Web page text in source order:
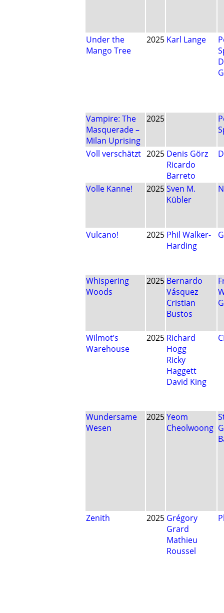
Under the
Mango Tree
2025 Karl Lange
Vampire: The
Masquerade –
Milan Uprising
2025
Voll verschätzt 2025 Denis Görz
Ricardo
Barreto
Volle Kanne! 2025Sven M.
Kübler
Vulcano! 2025 Phil Walker-
Harding
Whispering
Woods
2025 Bernardo
Vásquez
Cristian
Bustos
Wilmot’s
Warehouse
2025 Richard
Hogg
Ricky
Haggett
David King
Wundersame
Wesen
2025Yeom
Cheolwoong
Zenith 2025 Grégory
Grard
Mathieu
Roussel